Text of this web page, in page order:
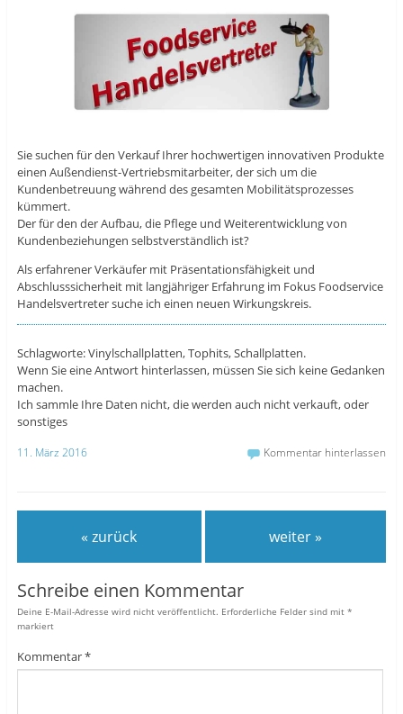
Sie suchen für den Verkauf Ihrer hochwertigen innovativen Produkte
einen Außendienst-Vertriebsmitarbeiter, der sich um die
Kundenbetreuung während des gesamten Mobilitätsprozesses
kümmert.
Der für den der Aufbau, die Pflege und Weiterentwicklung von
Kundenbeziehungen selbstverständlich ist?
Als erfahrener Verkäufer mit Präsentationsfähigkeit und
Abschlusssicherheit mit langjähriger Erfahrung im Fokus Foodservice
Handelsvertreter suche ich einen neuen Wirkungskreis.
Schlagworte: Vinylschallplatten, Tophits, Schallplatten.
Wenn Sie eine Antwort hinterlassen, müssen Sie sich keine Gedanken
machen.
Ich sammle Ihre Daten nicht, die werden auch nicht verkauft, oder
sonstiges
11. März 2016 Kommentar hinterlassen
« zurück weiter »
Schreibe einen Kommentar
Deine E-Mail-Adresse wird nicht veröffentlicht. Erforderliche Felder sind mit *
markiert
Kommentar*